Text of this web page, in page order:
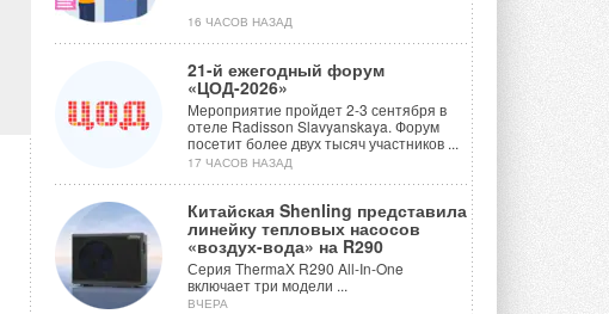
16 ЧАСОВ НАЗАД
21-й ежегодный форум
«ЦОД-2026»
Мероприятие пройдет 2-3 сентября в
отеле Radisson Slavyanskaya. Форум
посетит более двух тысяч участников ...
17 ЧАСОВ НАЗАД
Китайская Shenling представила
линейку тепловых насосов
«воздух-вода» на R290
Серия ThermaX R290 All-In-One
включает три модели ...
ВЧЕРА